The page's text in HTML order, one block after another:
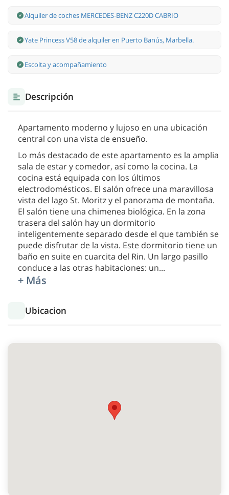
Alquiler de coches MERCEDES-BENZ C220D CABRIO
Yate Princess V58 de alquiler en Puerto Banús, Marbella.
Escolta y acompañamiento
Descripción
Apartamento moderno y lujoso en una ubicación
central con una vista de ensueño.
Lo más destacado de este apartamento es la amplia
sala de estar y comedor, así como la cocina. La
cocina está equipada con los últimos
electrodomésticos. El salón ofrece una maravillosa
vista del lago St. Moritz y el panorama de montaña.
El salón tiene una chimenea biológica. En la zona
trasera del salón hay un dormitorio
inteligentemente separado desde el que también se
puede disfrutar de la vista. Este dormitorio tiene un
baño en suite en cuarcita del Rin. Un largo pasillo
conduce a las otras habitaciones: un...
+ Más
Ubicacion